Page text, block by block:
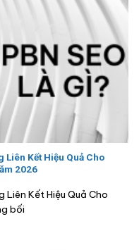
Liên Kết Hiệu Quả Cho
2026
Liên Kết Hiệu Quả Cho
bối